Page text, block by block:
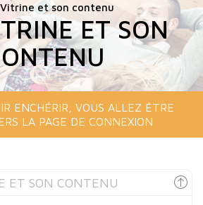
et son contenu
ET SON
ENCHÉRIR, VOUS ALLEZ ÊTRE
LA PAGE DE CONNEXION
ET SON CONTENU